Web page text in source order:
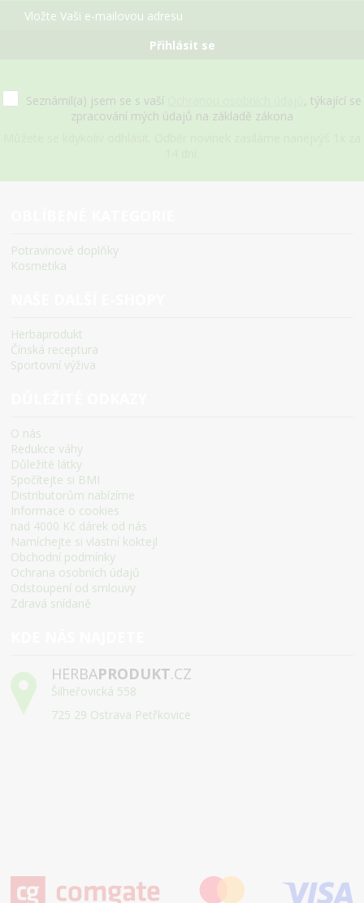
Přihlásit se
Seznámil(a) jsem se s vaší
, týkající se
zpracování mých údajů na základě zákona
Potravinové doplňky
Kosmetika
Herbaprodukt
Čínská receptura
Sportovní výživa
O nás
Redukce váhy
Důležité látky
Spočítejte si BMI
Distributorům nabízíme
Informace o cookies
nad 4000 Kč dárek od nás
Namíchejte si vlastní koktejl
Obchodní podmínky
Ochrana osobních údajů
Odstoupení od smlouvy
Zdravá snídaně
HERBAPRODUKT.CZ
Šilheřovická 558
725 29 Ostrava Petřkovice